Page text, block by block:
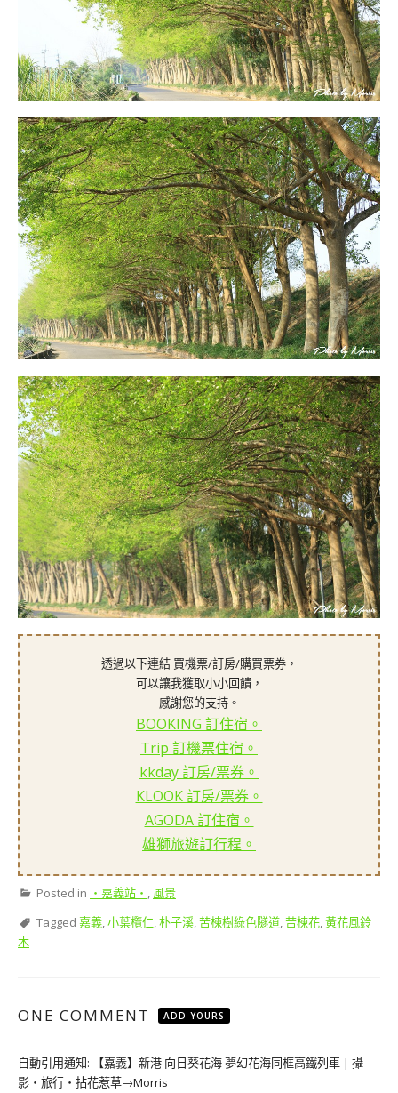
透過以下連結 買機票/訂房/購買票券，
可以讓我獲取小小回饋，
感謝您的支持。
BOOKING 訂住宿。
Trip 訂機票住宿。
kkday 訂房/票券。
KLOOK 訂房/票券。
AGODA 訂住宿。
雄獅旅遊訂行程。
Posted in ‧嘉義站‧ , 風景
Tagged 嘉義,小葉欖仁,朴子溪,苦楝樹綠色隧道,苦楝花,黃花風鈴
木
ONE COMMENT ADD YOURS
自動引用通知:
【嘉義】新港 向日葵花海 夢幻花海同框高鐵列車 | 攝
影‧旅行‧拈花惹草→Morris